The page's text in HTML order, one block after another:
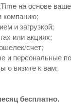
на основе
компанию;
и загрузкой;
или акциях;
счет;
и персональные
о визите к вам;
бесплатно.